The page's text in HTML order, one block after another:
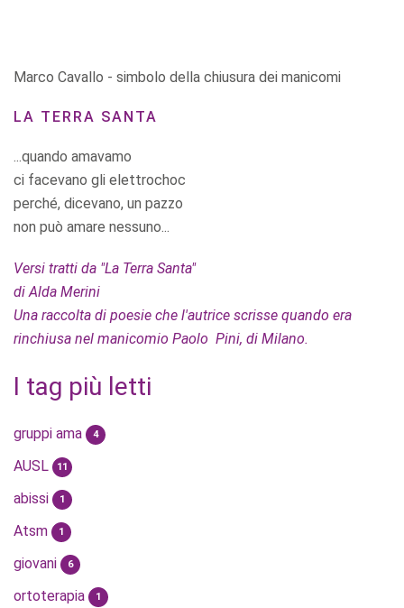
Marco Cavallo - simbolo della chiusura dei manicomi
LA TERRA SANTA
...quando amavamo
ci facevano gli elettrochoc
perché, dicevano, un pazzo
non può amare nessuno...
Versi tratti da "La Terra Santa"
di Alda Merini
Una raccolta di poesie che l'autrice scrisse quando era
rinchiusa nel manicomio Paolo Pini, di Milano.
I tag più letti
gruppi ama 4
AUSL 11
abissi 1
Atsm 1
giovani 6
ortoterapia 1